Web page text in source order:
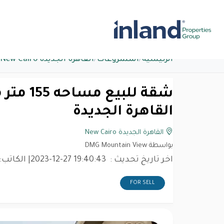
الرئيسية/المشروعات /القاهرة الجديدة New Cairo
شقة
القاهرة الجديدة
القاهرة الجديدة New Cairo
بواسطة DMG Mountain View
اخر تاريخ تحديث : 2023-12-27 19:40:43
|
FOR SELL